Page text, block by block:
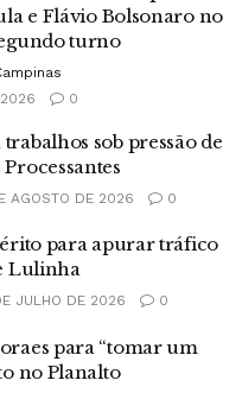
e Flávio Bolsonaro no
turno
0
sob pressão de
AGOSTO DE 2026 0
para apurar tráfico
Lulinha
JULHO DE 2026 0
para “tomar um
no Planalto